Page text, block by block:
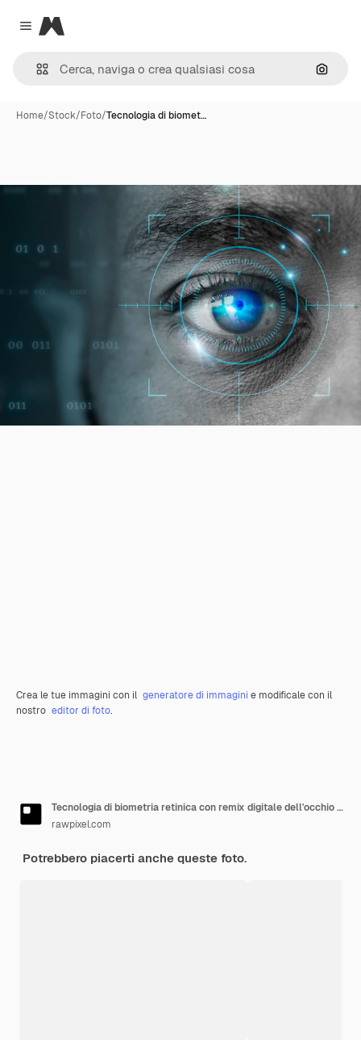
Close menu
Magnific
Cerca
Home/Stock/Foto/Tecnologia di biomet…
Crea le tue immagini con il generatore di immagini e modificale con il
nostro editor di foto.
Tecnologia di biometria retinica con remix digitale dell'occhio dell'uomo
rawpixel.com
Potrebbero piacerti anche queste foto.